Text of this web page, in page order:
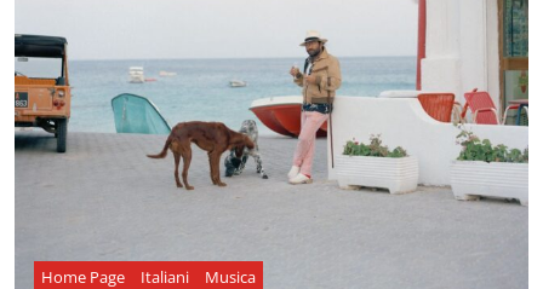
Home Page Italiani Musica